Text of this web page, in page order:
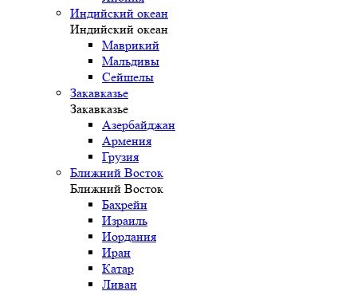
Индийский океан
Индийский океан
Маврикий
Мальдивы
Сейшелы
Закавказье
Закавказье
Азербайджан
Армения
Грузия
Ближний Восток
Ближний Восток
Бахрейн
Израиль
Иордания
Иран
Катар
Ливан